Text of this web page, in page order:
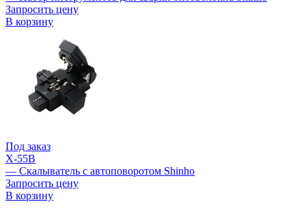
Запросить цену
В корзину
Под заказ
X-55B
— Скалыватель с автоповоротом Shinho
Запросить цену
В корзину